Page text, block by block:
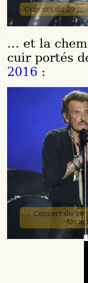
Concert du 29
… et la
cuir portés
2016 :
Concert du 19